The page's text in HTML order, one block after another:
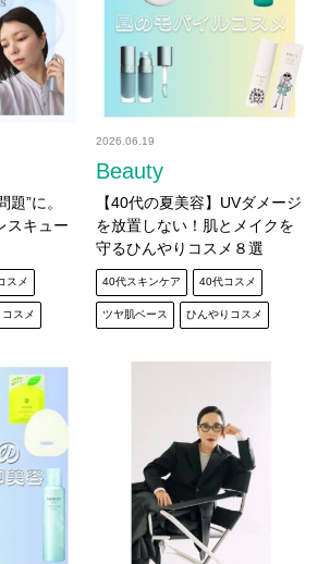
”に。
スキュー
スメ
スメ
Beauty
2026.06.19
【40代の夏美容】UVダメージ
を放置しない！肌とメイクを
守るひんやりコスメ８選
40代スキンケア 40代コスメ
ツヤ肌ベース ひんやりコスメ